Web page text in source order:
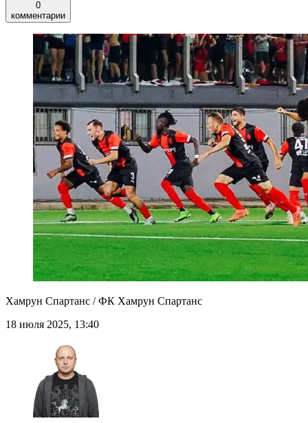
0
комментарии
Хамрун Спартанс / ФК Хамрун Спартанс
18 июля 2025, 13:40